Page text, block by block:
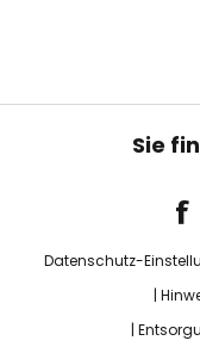
Sie
Datenschutz-